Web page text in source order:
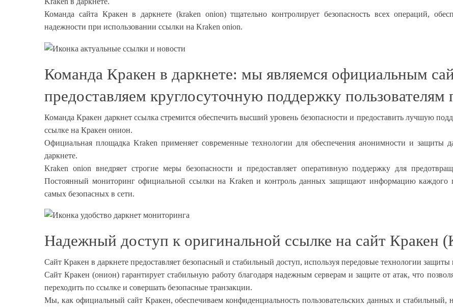
Команда сайта Кракен в даркнете (kraken onion) тщательно контролирует безопасность всех операций,
надежности при использовании ссылки на Kraken onion.
Команда Кракен в даркнете: мы являемся официальным
предоставляем круглосуточную поддержку пользователям
Команда Кракен даркнет ссылка стремится обеспечить высший уровень безопасности и предоставить лучшую
ссылке на Кракен онион.
Официальная площадка Kraken применяет современные технологии для обеспечения анонимности и защиты
даркнете.
Kraken onion внедряет строгие меры безопасности и предоставляет оперативную поддержку для
Постоянный мониторинг официальной ссылки на Kraken и контроль данных защищают информацию каждого
самых безопасных в сети.
Надежный доступ к оригинальной ссылке на сайт Кракен
Сайт Кракен в даркнете предоставляет безопасный и стабильный доступ, используя передовые технологии
Сайт Кракен (онион) гарантирует стабильную работу благодаря надежным серверам и защите от атак, что
переходить по ссылке и совершать безопасные транзакции.
Мы, как официальный сайт Кракен, обеспечиваем конфиденциальность пользовательских данных и